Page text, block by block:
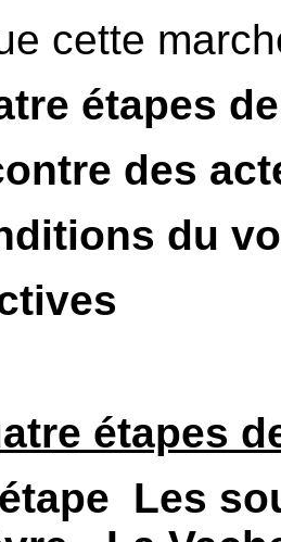
cette
étapes
des
du
étapes
Les